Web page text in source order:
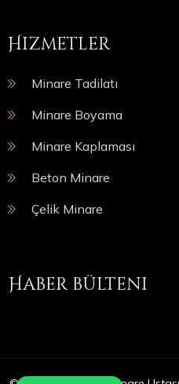
Hizmetler
Minare Tadilatı
Minare Boyama
Minare Kaplaması
Beton Minare
Çelik Minare
Haber bülteni